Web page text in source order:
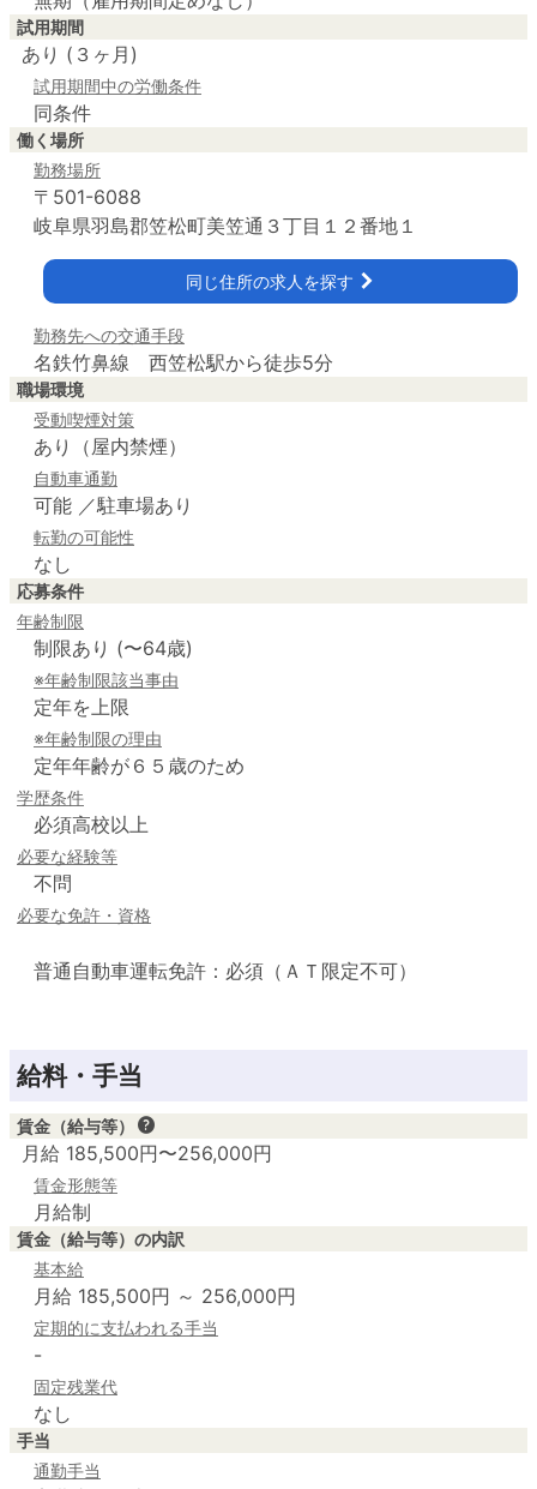
試用期間
あり (３ヶ月)
試用期間中の労働条件
同条件
働く場所
勤務場所
〒501-6088
岐阜県羽島郡笠松町美笠通３丁目１２番地１
同じ住所の求人を探す
勤務先への交通手段
名鉄竹鼻線 西笠松駅から徒歩5分
職場環境
受動喫煙対策
あり（屋内禁煙）
自動車通勤
可能 ／駐車場あり
転勤の可能性
なし
応募条件
年齢制限
制限あり (〜64歳)
※年齢制限該当事由
定年を上限
※年齢制限の理由
定年年齢が６５歳のため
学歴条件
必須高校以上
必要な経験等
不問
必要な免許・資格
普通自動車運転免許：必須（ＡＴ限定不可）
給料・手当
賃金（給与等）
月給 185,500円〜256,000円
賃金形態等
月給制
賃金（給与等）の内訳
基本給
月給 185,500円 ～ 256,000円
定期的に支払われる手当
-
固定残業代
なし
手当
通勤手当